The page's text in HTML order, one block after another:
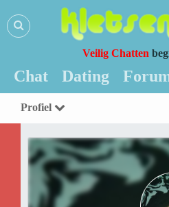
Veilig Chatten
Chat Dating
Profiel